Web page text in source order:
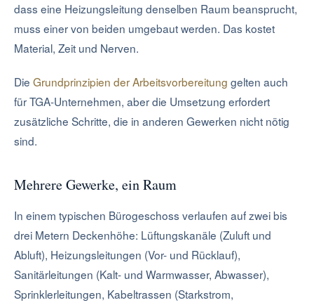
dass eine Heizungsleitung denselben Raum beansprucht,
muss einer von beiden umgebaut werden. Das kostet
Material, Zeit und Nerven.
Die Grundprinzipien der Arbeitsvorbereitung gelten auch
für TGA-Unternehmen, aber die Umsetzung erfordert
zusätzliche Schritte, die in anderen Gewerken nicht nötig
sind.
Mehrere Gewerke, ein Raum
In einem typischen Bürogeschoss verlaufen auf zwei bis
drei Metern Deckenhöhe: Lüftungskanäle (Zuluft und
Abluft), Heizungsleitungen (Vor- und Rücklauf),
Sanitärleitungen (Kalt- und Warmwasser, Abwasser),
Sprinklerleitungen, Kabeltrassen (Starkstrom,